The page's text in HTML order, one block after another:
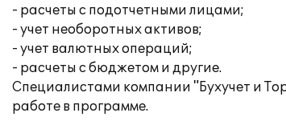
- расчеты с подотчетными лицами;
- учет необоротных активов;
- учет валютных операций;
- расчеты с бюджетом и другие.
Специалистами компании "Бухучет и
работе в программе.